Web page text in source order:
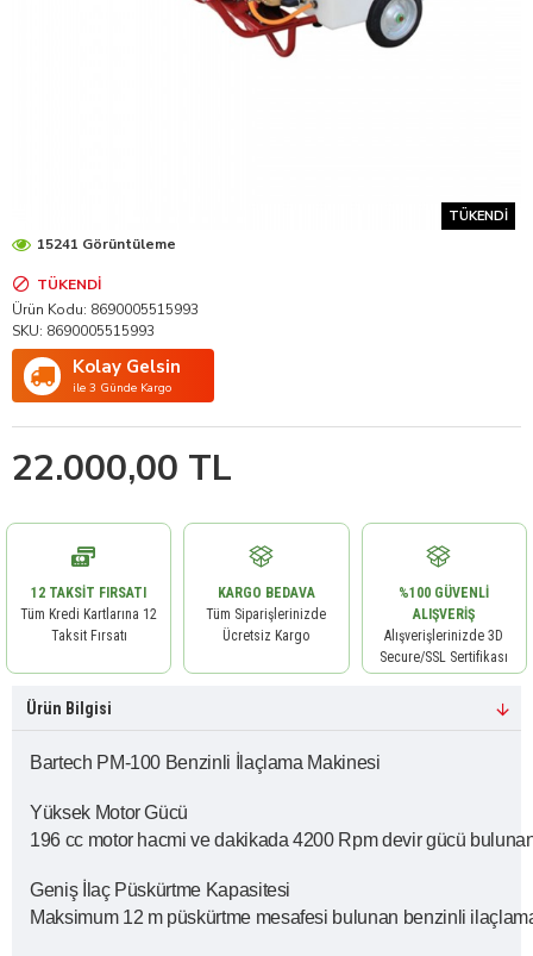
TÜKENDI
22.000,00 TL
TÜKENDI
Ürün Kodu: 8690005515993
SKU: 8690005515993
Kolay Gelsin
ile 3 Günde Kargo
15241 Görüntüleme
12 TAKSIT FIRSATI
Tüm Kredi Kartlarına 12
Taksit Fırsatı
KARGO BEDAVA
Tüm Siparişlerinizde
Ücretsiz Kargo
%100 GÜVENLI
ALIŞVERIŞ
Alışverişlerinizde 3D
Secure/SSL Sertifikası
Ürün Bilgisi
Bartech PM-100 Benzinli İlaçlama Makinesi
Yüksek Motor Gücü
196 cc motor hacmi ve dakikada 4200 Rpm devir gücü
Geniş İlaç Püskürtme Kapasitesi
Maksimum 12 m püskürtme mesafesi bulunan benzinli